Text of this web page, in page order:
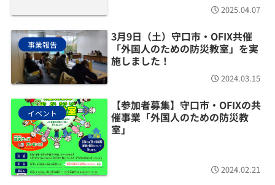
2025.04.07
事業報告
3月9日（土）守口市・OFIX共催
「外国人のための防災教室」を実
施しました！
2024.03.15
イベント
【参加者募集】守口市・OFIXの共
催事業「外国人のための防災教
室」
2024.02.21